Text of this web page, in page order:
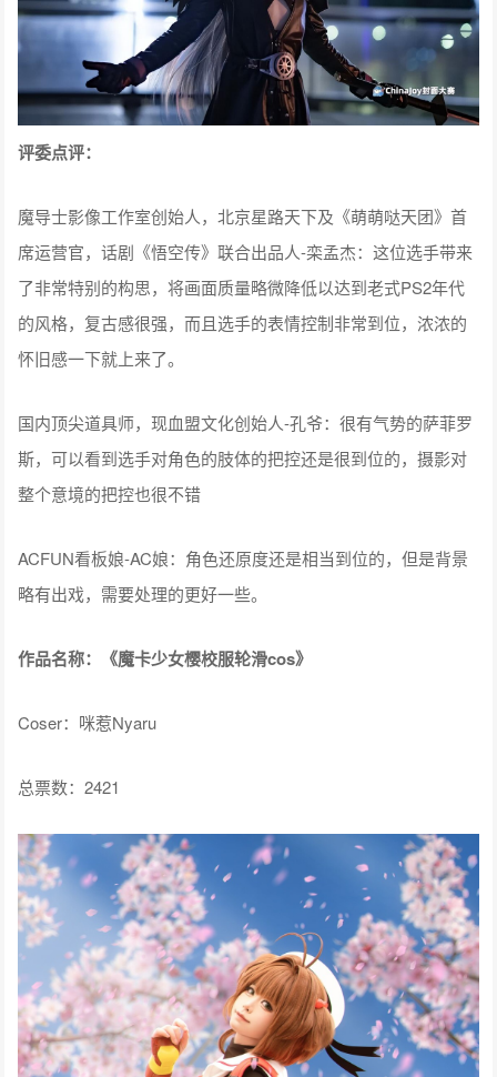
评委点评：
魔导士影像工作室创始人，北京星路天下及《萌萌哒天团》首
席运营官，话剧《悟空传》联合出品人-栾孟杰：这位选手带来
了非常特别的构思，将画面质量略微降低以达到老式PS2年代
的风格，复古感很强，而且选手的表情控制非常到位，浓浓的
怀旧感一下就上来了。
国内顶尖道具师，现血盟文化创始人-孔爷：很有气势的萨菲罗
斯，可以看到选手对角色的肢体的把控还是很到位的，摄影对
整个意境的把控也很不错
ACFUN看板娘-AC娘：角色还原度还是相当到位的，但是背景
略有出戏，需要处理的更好一些。
作品名称：《魔卡少女樱校服轮滑cos》
Coser：咪惹Nyaru
总票数：2421